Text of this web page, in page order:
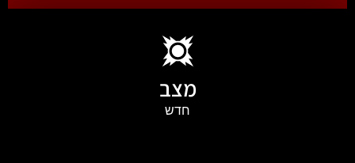
מצב
חדש